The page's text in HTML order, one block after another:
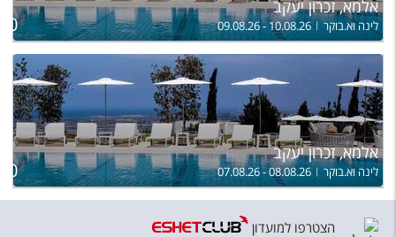
אלמא, זכרון יעקב
לינה וא.בוקר 09.08.26 - 10.08.26
אלמא, זכרון יעקב
לינה וא.בוקר 07.08.26 - 08.08.26
הצטרפו למועדון